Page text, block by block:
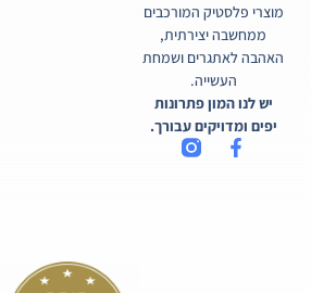
מוצרי פלסטיק המורכבים
ממחשבה יצירתית,
האהבה לאתגרים ושמחת
העשייה.
יש לנו המון פתרונות
יפים ומדויקים עבורך.